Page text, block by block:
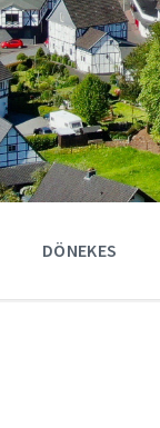
DÖNEKES